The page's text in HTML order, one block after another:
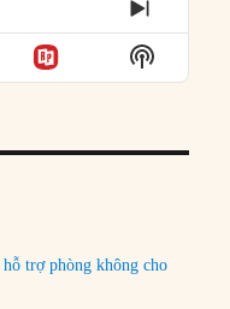
NEXT
Show
Podcast
trợ phòng không cho